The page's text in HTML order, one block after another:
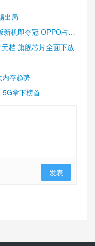
出局
机即夺冠 OPPO占据
档 旗舰芯片全面下放
存趋势
5G拿下榜首
发表